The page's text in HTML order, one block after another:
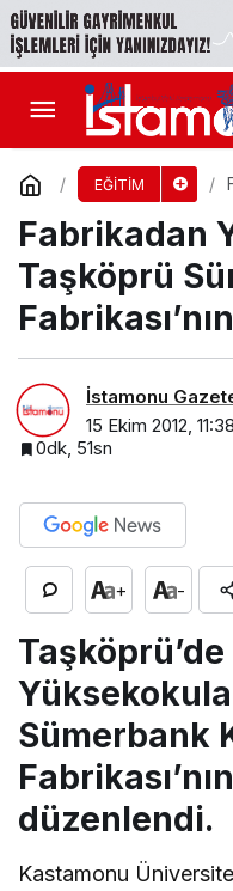
EĞİTİM
Fabrikadan
Taşköprü
İstamonu
15 Ekim 2012, 11:38
0dk, 51sn
+ -
Sümerbank
düzenlendi.
Kastamonu